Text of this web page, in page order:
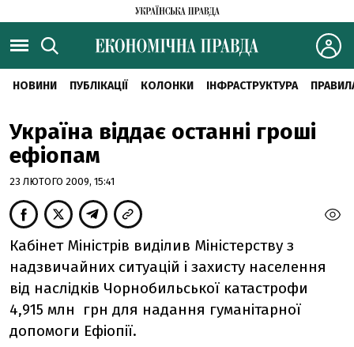
НОВИНИ ПУБЛІКАЦІЇ КОЛОНКИ ІНФРАСТРУКТУРА
Україна віддає останні гроші
ефіопам
23 ЛЮТОГО 2009, 15:41
Кабінет Міністрів виділив Міністерству з
надзвичайних ситуацій і захисту населення
від наслідків Чорнобильської катастрофи
4,915 млн грн для надання гуманітарної
допомоги Ефіопії.